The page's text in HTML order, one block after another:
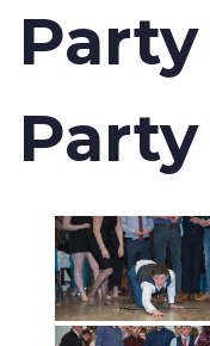
Party